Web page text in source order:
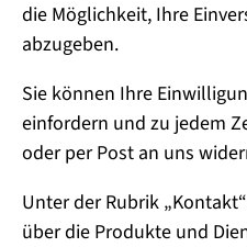
die Möglichkeit, Ihre
abzugeben.
Sie können Ihre
einfordern und zu jedem
oder per Post an uns
Unter der Rubrik
über die Produkte und